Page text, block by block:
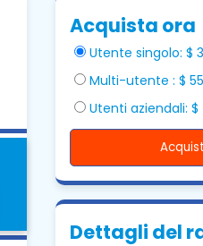
Acquista ora
Utente singolo: $
Multi-utente : $
Utenti aziendali: $
Dettagli del